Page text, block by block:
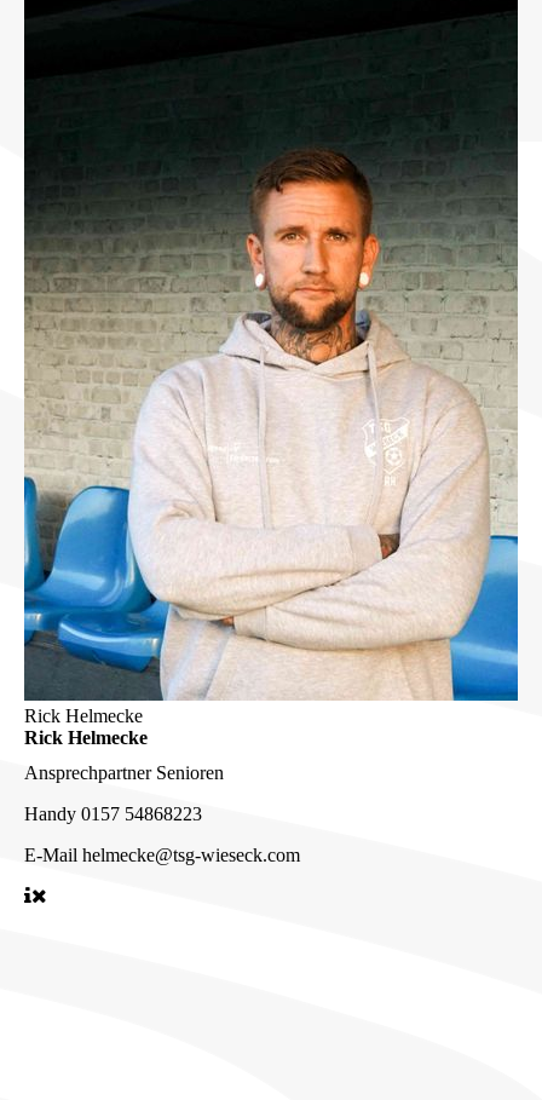
Rick Helmecke
Rick Helmecke
Ansprechpartner Senioren
Handy 0157 54868223
E-Mail helmecke@tsg-wieseck.com